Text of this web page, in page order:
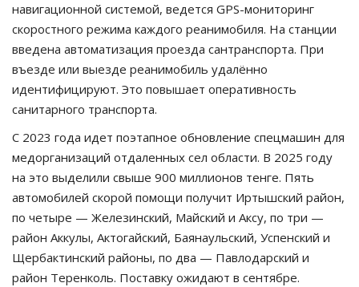
навигационной системой, ведется GPS-мониторинг
скоростного режима каждого реанимобиля. На станции
введена автоматизация проезда сантранспорта. При
въезде или выезде реанимобиль удалённо
идентифицируют. Это повышает оперативность
санитарного транспорта.
С 2023 года идет поэтапное обновление спецмашин для
медорганизаций отдаленных сел области. В 2025 году
на это выделили свыше 900 миллионов тенге. Пять
автомобилей скорой помощи получит Иртышский район,
по четыре — Железинский, Майский и Аксу, по три —
район Аккулы, Актогайский, Баянаульский, Успенский и
Щербактинский районы, по два — Павлодарский и
район Теренколь. Поставку ожидают в сентябре.